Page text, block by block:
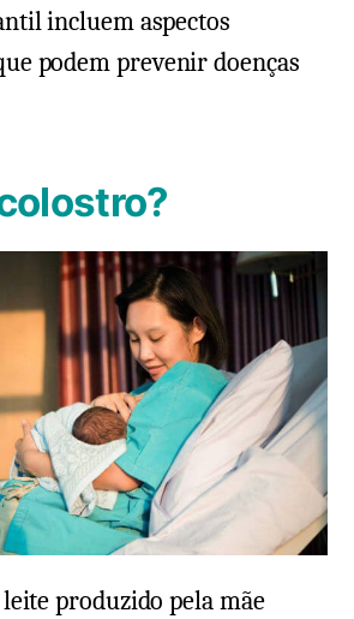
incluem aspectos
podem prevenir doenças
produzido pela mãe